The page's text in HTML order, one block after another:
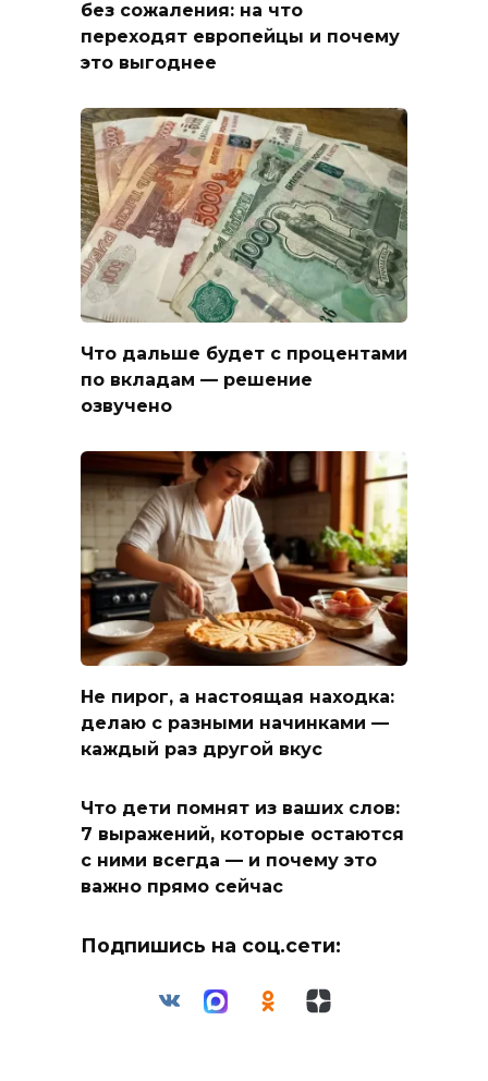
без сожаления: на что
переходят европейцы и почему
это выгоднее
Что дальше будет с процентами
по вкладам — решение
озвучено
Не пирог, а настоящая находка:
делаю с разными начинками —
каждый раз другой вкус
Что дети помнят из ваших слов:
7 выражений, которые остаются
с ними всегда — и почему это
важно прямо сейчас
Подпишись на соц.сети: